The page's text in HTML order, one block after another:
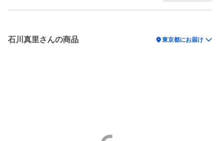
石川真里さんの商品 location_on東京都にお届け